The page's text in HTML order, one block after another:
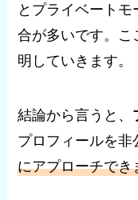
とプライベート
合が多いです。こ
明していきます。
結論から言うと、
プロフィールを
にアプローチでき